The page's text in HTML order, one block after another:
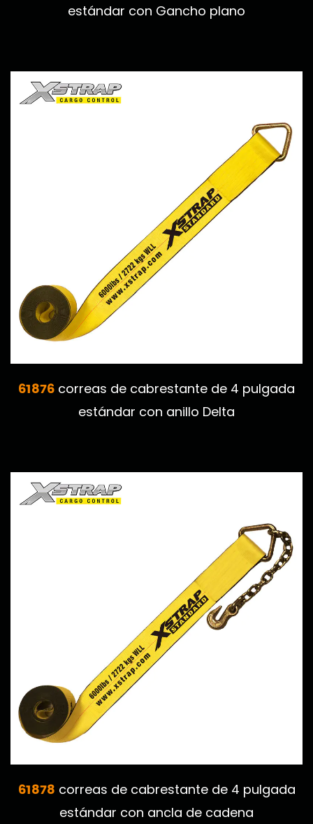
estándar con Gancho plano
61876 correas de cabrestante de 4 pulgada
estándar con anillo Delta
61878 correas de cabrestante de 4 pulgada
estándar con ancla de cadena